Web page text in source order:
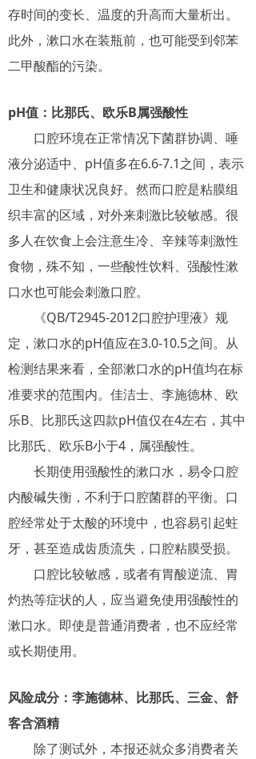
存时间的变长、温度的升高而大量析出。
此外，漱口水在装瓶前，也可能受到邻苯
二甲酸酯的污染。
pH值：比那氏、欧乐B属强酸性
口腔环境在正常情况下菌群协调、唾
液分泌适中、pH值多在6.6-7.1之间，表示
卫生和健康状况良好。然而口腔是粘膜组
织丰富的区域，对外来刺激比较敏感。很
多人在饮食上会注意生冷、辛辣等刺激性
食物，殊不知，一些酸性饮料、强酸性漱
口水也可能会刺激口腔。
《QB/T2945-2012口腔护理液》规
定，漱口水的pH值应在3.0-10.5之间。从
检测结果来看，全部漱口水的pH值均在标
准要求的范围内。佳洁士、李施德林、欧
乐B、比那氏这四款pH值仅在4左右，其中
比那氏、欧乐B小于4，属强酸性。
长期使用强酸性的漱口水，易令口腔
内酸碱失衡，不利于口腔菌群的平衡。口
腔经常处于太酸的环境中，也容易引起蛀
牙，甚至造成齿质流失，口腔粘膜受损。
口腔比较敏感，或者有胃酸逆流、胃
灼热等症状的人，应当避免使用强酸性的
漱口水。即使是普通消费者，也不应经常
或长期使用。
风险成分：李施德林、比那氏、三金、舒
客含酒精
除了测试外，本报还就众多消费者关